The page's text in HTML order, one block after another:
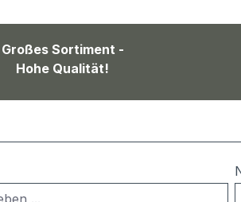
Großes Sortiment -
Hohe Qualität!